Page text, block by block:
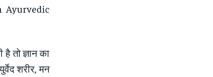
Ayurvedic
तो ज्ञान का
शरीर, मन